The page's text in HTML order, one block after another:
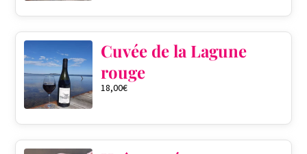
Cuvée de la Lagune
rouge
18,00€